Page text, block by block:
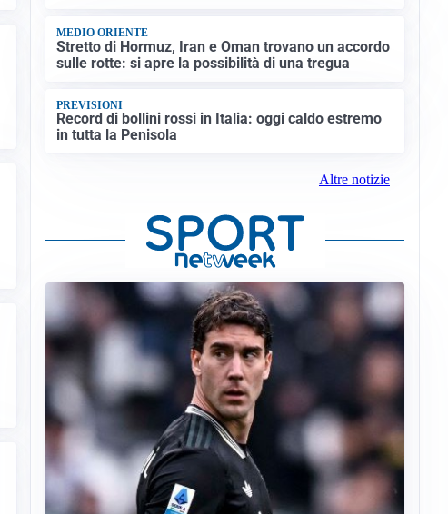
MEDIO ORIENTE
Stretto di Hormuz, Iran e Oman trovano un accordo
sulle rotte: si apre la possibilità di una tregua
PREVISIONI
Record di bollini rossi in Italia: oggi caldo estremo
in tutta la Penisola
Altre notizie